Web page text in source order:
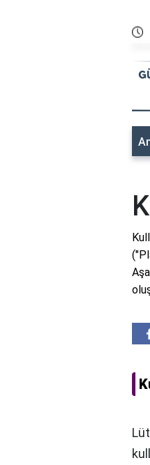
Kremi Yağlı mı? Cilt Tipinize En